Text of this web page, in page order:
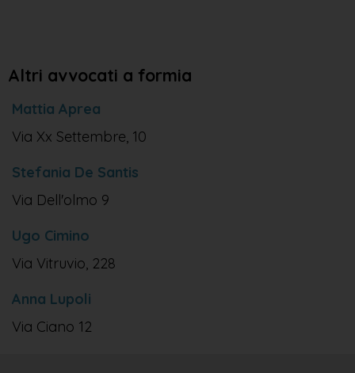
Altri avvocati a formia
Mattia Aprea
Via Xx Settembre, 10
Stefania De Santis
Via Dell'olmo 9
Ugo Cimino
Via Vitruvio, 228
Anna Lupoli
Via Ciano 12